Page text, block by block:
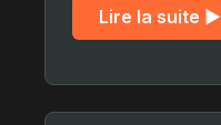
Lire la suite ▶︎